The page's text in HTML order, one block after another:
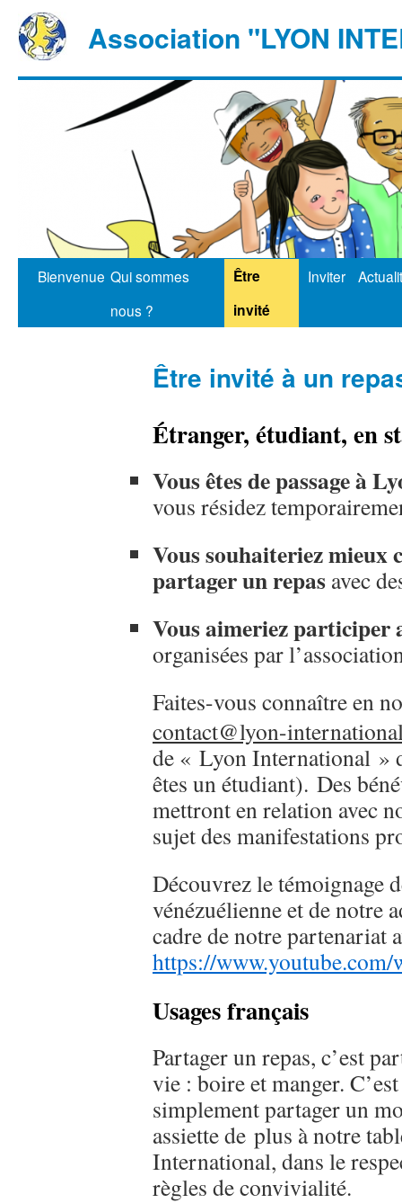
Association "LYON
Bienvenue Qui sommes
nous ?
Être
invité
Inviter
Être invité à un
Étranger, étudiant, en
Vous êtes de passage à
vous résidez
Vous souhaiteriez
partager un repas avec
Vous aimeriez participer
organisées par
Faites-vous connaître en
contact@lyon-
de « Lyon International »
êtes un étudiant). Des
mettront en relation avec
sujet des manifestations
Découvrez le témoignage
vénézuélienne et de notre
cadre de notre partenariat
https://
Usages français
Partager un repas, c’est
vie : boire et manger.
simplement partager un
assiette de plus à notre
International, dans le
règles de convivialité.